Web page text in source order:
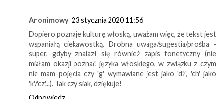
Anonimowy 23 stycznia 2020 11:56
Dopiero poznaje kulturę włoską, uważam więc, że tekst jest
wspaniałą ciekawostką. Drobna uwaga/sugestia/prośba -
super, gdyby znalazł się również zapis fonetyczny (nie
miałam okazji poznać języka włoskiego, w związku z czym
nie mam pojęcia czy 'g' wymawiane jest jako 'dż', 'ch' jako
'k'/'cz'...). Tak czy siak, dziękuje!